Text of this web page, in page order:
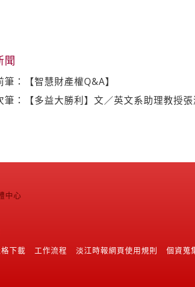
聞
筆：【智慧財產權Q&A】
筆：【多益大勝利】文／英文系助理教授
中心
下載 工作流程 淡江時報網頁使用規則 個資蒐